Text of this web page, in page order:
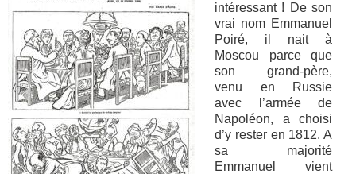
intéressant ! De son
vrai nom Emmanuel
Poiré, il nait à
Moscou parce que
son grand-père,
venu en Russie
avec l’armée de
Napoléon, a choisi
d’y rester en 1812. A
sa majorité
Emmanuel vient